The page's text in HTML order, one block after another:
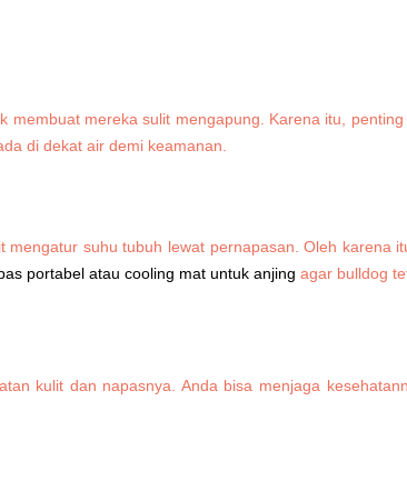
mereka sulit mengapung. Karena itu,
di dekat air demi keamanan.
suhu tubuh lewat pernapasan. Oleh karena
portabel atau cooling mat untuk anjing agar bulldog
kulit dan napasnya. Anda bisa menjaga